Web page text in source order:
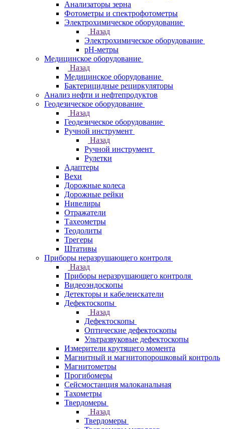
Анализаторы зерна
Фотометры и спектрофотометры
Электрохимическое оборудование
Назад
Электрохимическое оборудование
pH-метры
Медицинское оборудование
Назад
Медицинское оборудование
Бактерицидные рециркуляторы
Анализ нефти и нефтепродуктов
Геодезическое оборудование
Назад
Геодезическое оборудование
Ручной инструмент
Назад
Ручной инструмент
Рулетки
Адаптеры
Вехи
Дорожные колеса
Дорожные рейки
Нивелиры
Отражатели
Тахеометры
Теодолиты
Трегеры
Штативы
Приборы неразрушающего контроля
Назад
Приборы неразрушающего контроля
Видеоэндоскопы
Детекторы и кабелеискатели
Дефектоскопы
Назад
Дефектоскопы
Оптические дефектоскопы
Ультразвуковые дефектоскопы
Измерители крутящего момента
Магнитный и магнитопорошковый контроль
Магнитометры
Прогибомеры
Сейсмостанция малоканальная
Тахометры
Твердомеры
Назад
Твердомеры